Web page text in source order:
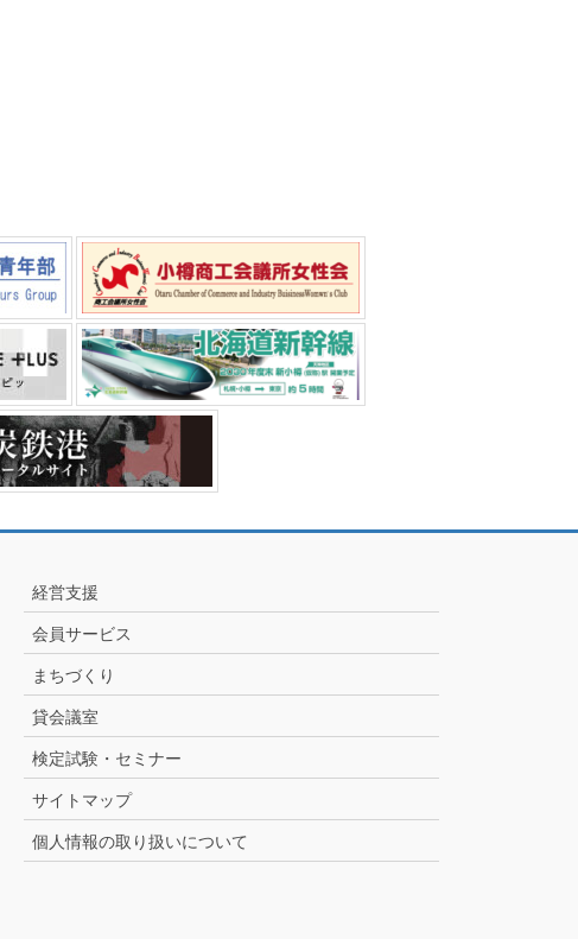
経営支援
会員サービス
まちづくり
貸会議室
検定試験・セミナー
サイトマップ
個人情報の取り扱いについて